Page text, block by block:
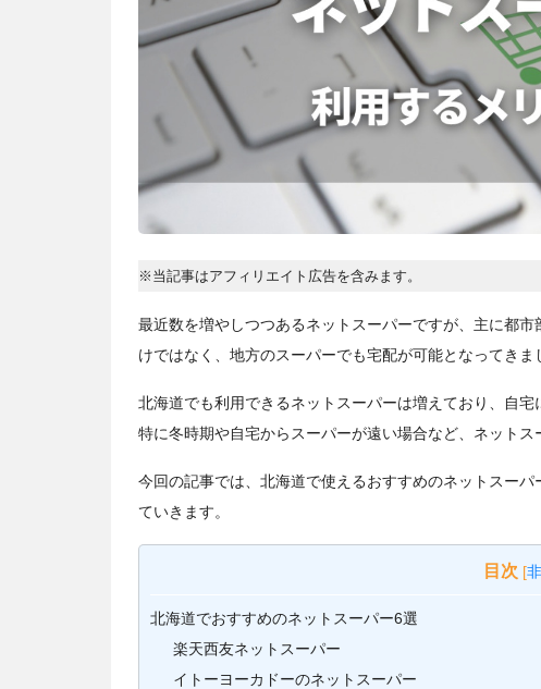
※当記事はアフィリエイト広告を含みます。
最近数を増やしつつあるネットスーパーですが、主に都
けではなく、地方のスーパーでも宅配が可能となってきま
北海道でも利用できるネットスーパーは増えており、自
特に冬時期や自宅からスーパーが遠い場合など、ネットス
今回の記事では、北海道で使えるおすすめのネットスー
ていきます。
目次 [
北海道でおすすめのネットスーパー6選
楽天西友ネットスーパー
イトーヨーカドーのネットスーパー